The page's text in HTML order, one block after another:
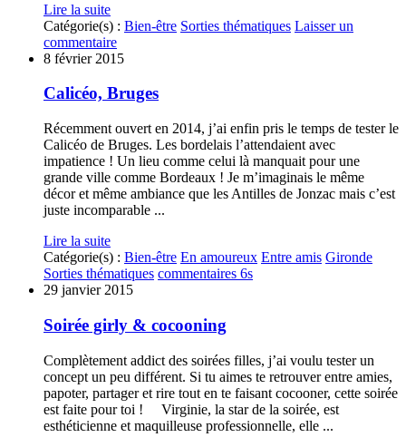
Lire la suite
Catégorie(s) : Bien-être Sorties thématiques Laisser un
commentaire
8 février 2015
Calicéo, Bruges
Récemment ouvert en 2014, j’ai enfin pris le temps de tester le
Calicéo de Bruges. Les bordelais l’attendaient avec
impatience ! Un lieu comme celui là manquait pour une
grande ville comme Bordeaux ! Je m’imaginais le même
décor et même ambiance que les Antilles de Jonzac mais c’est
juste incomparable ...
Lire la suite
Catégorie(s) : Bien-être En amoureux Entre amis Gironde
Sorties thématiques commentaires 6s
29 janvier 2015
Soirée girly & cocooning
Complètement addict des soirées filles, j’ai voulu tester un
concept un peu différent. Si tu aimes te retrouver entre amies,
papoter, partager et rire tout en te faisant cocooner, cette soirée
est faite pour toi ! Virginie, la star de la soirée, est
esthéticienne et maquilleuse professionnelle, elle ...